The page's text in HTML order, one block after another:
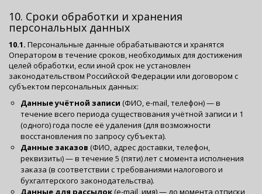
10. Сроки обработки и хранения
персональных данных
10.1. Персональные данные обрабатываются и хранятся
Оператором в течение сроков, необходимых для достижения
целей обработки, если иной срок не установлен
законодательством Российской Федерации или договором с
субъектом персональных данных:
Данные учётной записи (ФИО, e-mail, телефон) — в
течение всего периода существования учётной записи и 1
(одного) года после её удаления (для возможности
восстановления по запросу субъекта).
Данные заказов (ФИО, адрес доставки, телефон,
реквизиты) — в течение 5 (пяти) лет с момента исполнения
заказа (в соответствии с требованиями налогового и
бухгалтерского законодательства).
Данные для рассылок(e-mail, имя) — до момента отписки